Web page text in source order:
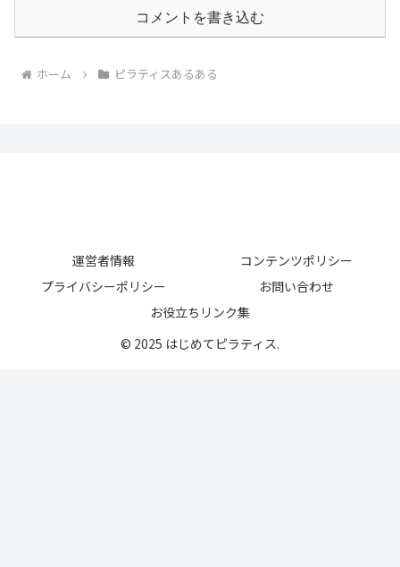
コメントを書き込む
ホーム ピラティスあるある
運営者情報
コンテンツポリシー
プライバシーポリシー
お問い合わせ
お役立ちリンク集
© 2025 はじめてピラティス.